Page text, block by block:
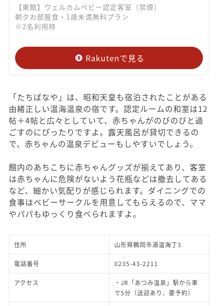
【東館】ウェルカムベビー認定客室（禁煙）
朝夕お部屋食・1歳未満無料プラン
※2名利用時
Rakutenで見る
「たちばなや」は、昭和天皇も宿泊されたことがある
由緒正しい温海温泉の宿です。認定ルームの和室は12
帖＋4帖と広々としていて、赤ちゃんがのびのびと過
ごすのにぴったりですよ。露天風呂が貸切できるの
で、赤ちゃんの温泉デビューもしやすいでしょう。
館内のあちこちに赤ちゃんグッズが揃えてあり、客室
は赤ちゃんに危険がないよう花瓶などは撤去してある
など、細かい気配りが感じられます。ダイニングでの
食事はベビーサークルを用意してもらえるので、ママ
やパパもゆっくり食べられますよ。
住所 山形県鶴岡市湯温海丁3
電話番号 0235-43-2211
アクセス
・JR「あつみ温泉」駅から車
で5分（送迎あり、要予約）